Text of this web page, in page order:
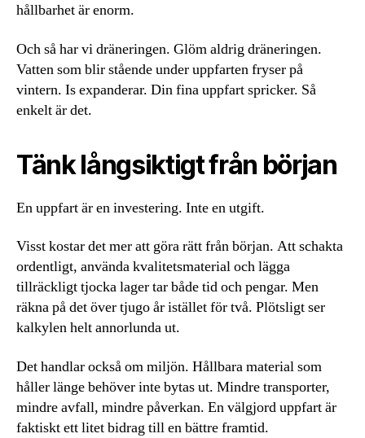
hållbarhet är enorm.
Och så har vi dräneringen. Glöm aldrig dräneringen.
Vatten som blir stående under uppfarten fryser på
vintern. Is expanderar. Din fina uppfart spricker. Så
enkelt är det.
Tänk långsiktigt från början
En uppfart är en investering. Inte en utgift.
Visst kostar det mer att göra rätt från början. Att schakta
ordentligt, använda kvalitetsmaterial och lägga
tillräckligt tjocka lager tar både tid och pengar. Men
räkna på det över tjugo år istället för två. Plötsligt ser
kalkylen helt annorlunda ut.
Det handlar också om miljön. Hållbara material som
håller länge behöver inte bytas ut. Mindre transporter,
mindre avfall, mindre påverkan. En välgjord uppfart är
faktiskt ett litet bidrag till en bättre framtid.